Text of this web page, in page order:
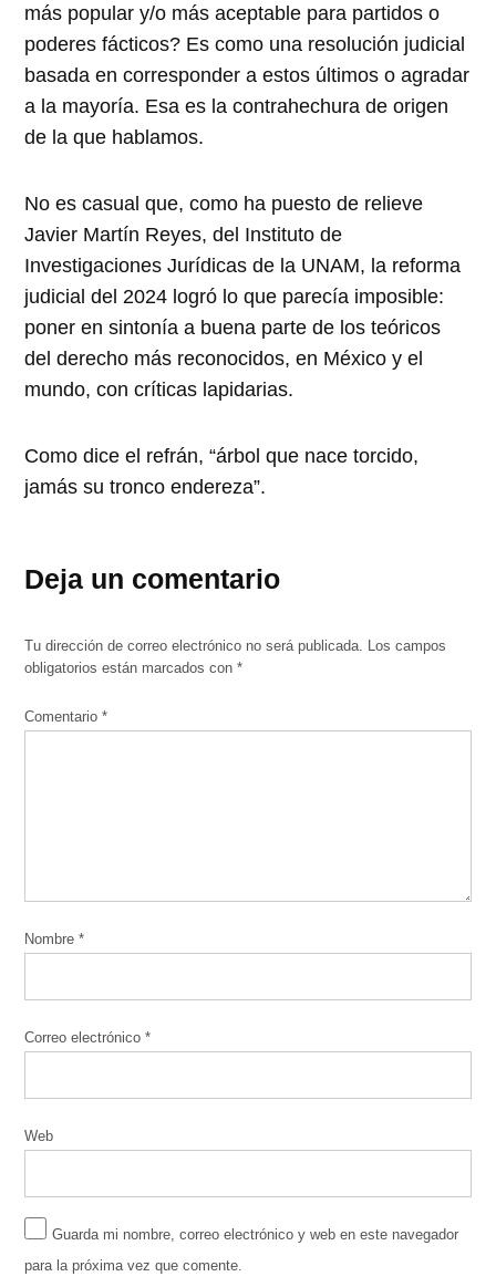
más popular y/o más aceptable para partidos o
poderes fácticos? Es como una resolución judicial
basada en corresponder a estos últimos o agradar
a la mayoría. Esa es la contrahechura de origen
de la que hablamos.
No es casual que, como ha puesto de relieve
Javier Martín Reyes, del Instituto de
Investigaciones Jurídicas de la UNAM, la reforma
judicial del 2024 logró lo que parecía imposible:
poner en sintonía a buena parte de los teóricos
del derecho más reconocidos, en México y el
mundo, con críticas lapidarias.
Como dice el refrán, “árbol que nace torcido,
jamás su tronco endereza”.
Deja un comentario
Tu dirección de correo electrónico no será publicada. Los campos
obligatorios están marcados con*
Comentario*
Nombre*
Correo electrónico*
Web
Guarda mi nombre, correo electrónico y web en este navegador
para la próxima vez que comente.